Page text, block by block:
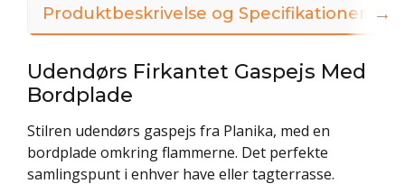
Produktbeskrivelse og Specifikationer
Udendørs Firkantet Gaspejs Med
Bordplade
Stilren udendørs gaspejs fra Planika, med en
bordplade omkring flammerne. Det perfekte
samlingspunt i enhver have eller tagterrasse.
→